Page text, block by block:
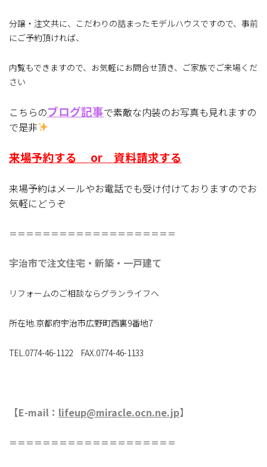
分譲・注文共に、こだわりの詰まったモデルハウスですので、事前
にご予約頂ければ、
内覧もできますので、お気軽にお問合せ頂き、ご家族でご来場くだ
さい
こちらのブログ記事で素敵な内装のお写真も見れますの
で是非
来場予約する or 資料請求する
来場予約はメールやお電話でも受け付けておりますのでお
気軽にどうぞ
＝＝＝＝＝＝＝＝＝＝＝＝＝＝＝＝＝＝＝＝
宇治市で注文住宅・新築・一戸建て
リフォームのご相談ならグランライフへ
所在地.京都府宇治市広野町西裏9番地7
TEL.0774-46-1122 FAX.0774-46-1133
【E-mail： lifeup@miracle.ocn.ne.jp】
＝＝＝＝＝＝＝＝＝＝＝＝＝＝＝＝＝＝＝＝